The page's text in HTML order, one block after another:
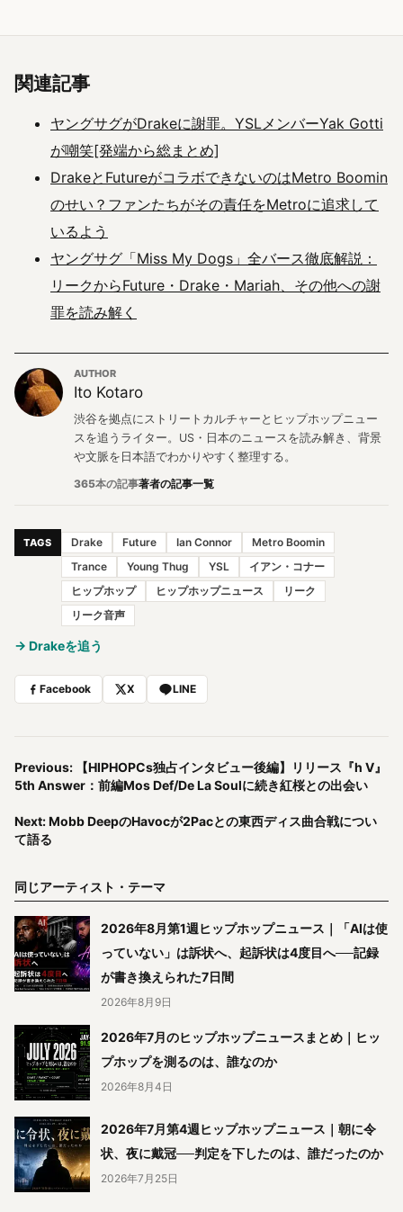
関連記事
ヤングサグがDrakeに謝罪。YSLメンバーYak Gotti
が嘲笑[発端から総まとめ]
DrakeとFutureがコラボできないのはMetro Boomin
のせい？ファンたちがその責任をMetroに追求して
いるよう
ヤングサグ「Miss My Dogs」全バース徹底解説：
リークからFuture・Drake・Mariah、その他への謝
罪を読み解く
AUTHOR
Ito Kotaro
渋谷を拠点にストリートカルチャーとヒップホップニュー
スを追うライター。US・日本のニュースを読み解き、背景
や文脈を日本語でわかりやすく整理する。
365本の記事著者の記事一覧
TAGS Drake Future Ian Connor
Metro Boomin
Trance
Young Thug YSL
イアン・コナー
ヒップホップ
ヒップホップニュース
リーク
リーク音声
→ Drakeを追う
Facebook X LINE
Previous: 【HIPHOPCs独占インタビュー後編】リリース『h V』
5th Answer：前編Mos Def/De La Soulに続き紅桜との出会い
Next: Mobb DeepのHavocが2Pacとの東西ディス曲合戦につい
て語る
同じアーティスト・テーマ
2026年8月第1週ヒップホップニュース｜「AIは使
っていない」は訴状へ、起訴状は4度目へ──記録
が書き換えられた7日間
2026年8月9日
2026年7月のヒップホップニュースまとめ｜ヒッ
プホップを測るのは、誰なのか
2026年8月4日
2026年7月第4週ヒップホップニュース｜朝に令
状、夜に戴冠──判定を下したのは、誰だったのか
2026年7月25日